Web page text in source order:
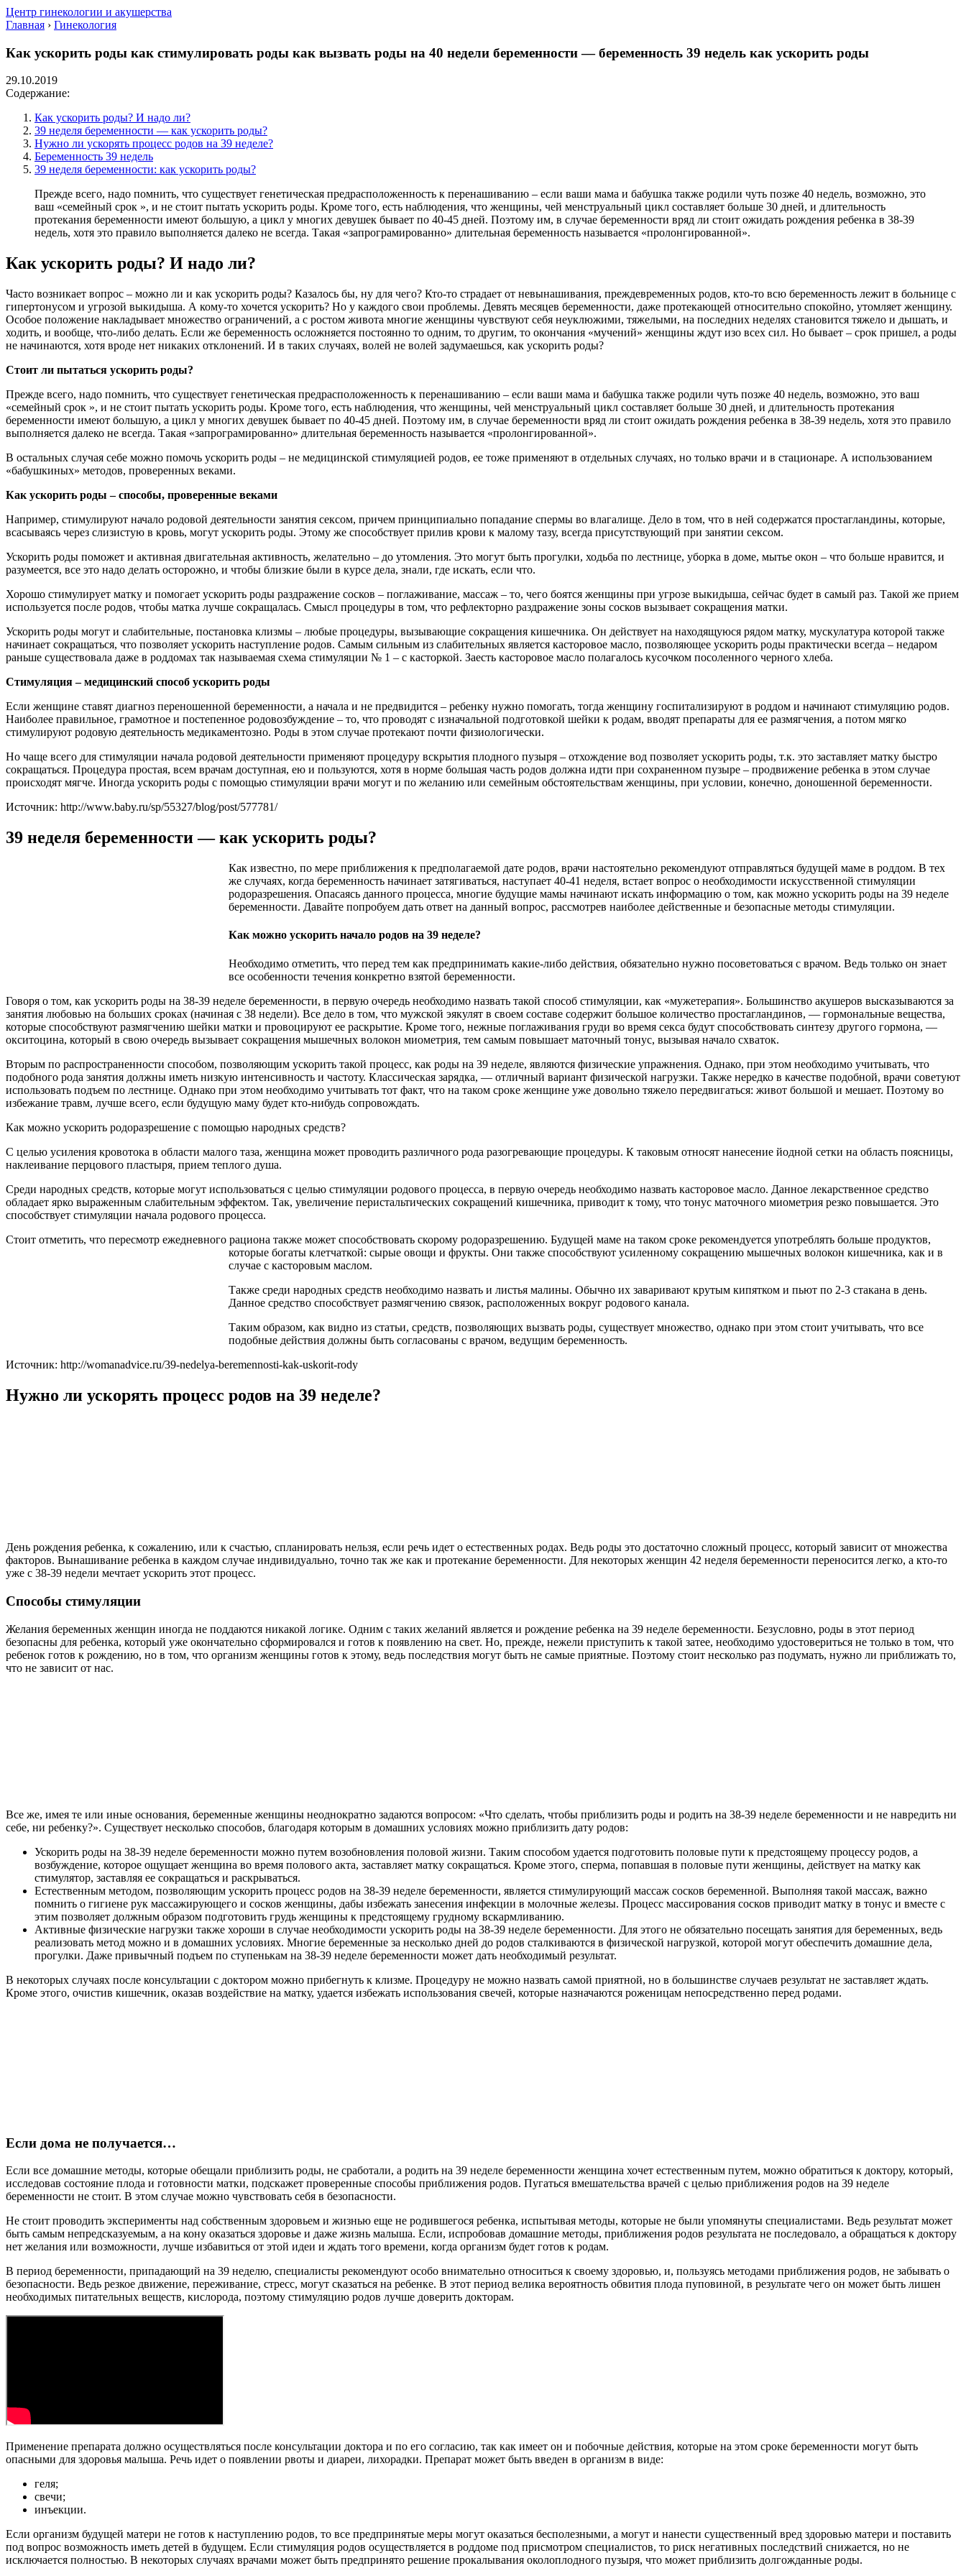
Центр гинекологии и акушерства
Главная › Гинекология
Как ускорить роды как стимулировать роды как вызвать роды на 40 недели беременности — беременность 39 недель как ускорить роды
29.10.2019
Содержание:
Как ускорить роды? И надо ли?
39 неделя беременности — как ускорить роды?
Нужно ли ускорять процесс родов на 39 неделе?
Беременность 39 недель
39 неделя беременности: как ускорить роды?
Прежде всего, надо помнить, что существует генетическая предрасположенность к перенашиванию – если ваши мама и бабушка также родили чуть позже 40 недель, возможно, это
ваш «семейный срок », и не стоит пытать ускорить роды. Кроме того, есть наблюдения, что женщины, чей менструальный цикл составляет больше 30 дней, и длительность
протекания беременности имеют большую, а цикл у многих девушек бывает по 40-45 дней. Поэтому им, в случае беременности вряд ли стоит ожидать рождения ребенка в 38-39
недель, хотя это правило выполняется далеко не всегда. Такая «запрограмированно» длительная беременность называется «пролонгированной».
Как ускорить роды? И надо ли?
Часто возникает вопрос – можно ли и как ускорить роды? Казалось бы, ну для чего? Кто-то страдает от невынашивания, преждевременных родов, кто-то всю беременность лежит в больнице с
гипертонусом и угрозой выкидыша. А кому-то хочется ускорить? Но у каждого свои проблемы. Девять месяцев беременности, даже протекающей относительно спокойно, утомляет женщину.
Особое положение накладывает множество ограничений, а с ростом живота многие женщины чувствуют себя неуклюжими, тяжелыми, на последних неделях становится тяжело и дышать, и
ходить, и вообще, что-либо делать. Если же беременность осложняется постоянно то одним, то другим, то окончания «мучений» женщины ждут изо всех сил. Но бывает – срок пришел, а роды
не начинаются, хотя вроде нет никаких отклонений. И в таких случаях, волей не волей задумаешься, как ускорить роды?
Стоит ли пытаться ускорить роды?
Прежде всего, надо помнить, что существует генетическая предрасположенность к перенашиванию – если ваши мама и бабушка также родили чуть позже 40 недель, возможно, это ваш
«семейный срок », и не стоит пытать ускорить роды. Кроме того, есть наблюдения, что женщины, чей менструальный цикл составляет больше 30 дней, и длительность протекания
беременности имеют большую, а цикл у многих девушек бывает по 40-45 дней. Поэтому им, в случае беременности вряд ли стоит ожидать рождения ребенка в 38-39 недель, хотя это правило
выполняется далеко не всегда. Такая «запрограмированно» длительная беременность называется «пролонгированной».
В остальных случая себе можно помочь ускорить роды – не медицинской стимуляцией родов, ее тоже применяют в отдельных случаях, но только врачи и в стационаре. А использованием
«бабушкиных» методов, проверенных веками.
Как ускорить роды – способы, проверенные веками
Например, стимулируют начало родовой деятельности занятия сексом, причем принципиально попадание спермы во влагалище. Дело в том, что в ней содержатся простагландины, которые,
всасываясь через слизистую в кровь, могут ускорить роды. Этому же способствует прилив крови к малому тазу, всегда присутствующий при занятии сексом.
Ускорить роды поможет и активная двигательная активность, желательно – до утомления. Это могут быть прогулки, ходьба по лестнице, уборка в доме, мытье окон – что больше нравится, и
разумеется, все это надо делать осторожно, и чтобы близкие были в курсе дела, знали, где искать, если что.
Хорошо стимулирует матку и помогает ускорить роды раздражение сосков – поглаживание, массаж – то, чего боятся женщины при угрозе выкидыша, сейчас будет в самый раз. Такой же прием
используется после родов, чтобы матка лучше сокращалась. Смысл процедуры в том, что рефлекторно раздражение зоны сосков вызывает сокращения матки.
Ускорить роды могут и слабительные, постановка клизмы – любые процедуры, вызывающие сокращения кишечника. Он действует на находящуюся рядом матку, мускулатура которой также
начинает сокращаться, что позволяет ускорить наступление родов. Самым сильным из слабительных является касторовое масло, позволяющее ускорить роды практически всегда – недаром
раньше существовала даже в роддомах так называемая схема стимуляции № 1 – с касторкой. Заесть касторовое масло полагалось кусочком посоленного черного хлеба.
Стимуляция – медицинский способ ускорить роды
Если женщине ставят диагноз переношенной беременности, а начала и не предвидится – ребенку нужно помогать, тогда женщину госпитализируют в роддом и начинают стимуляцию родов.
Наиболее правильное, грамотное и постепенное родовозбуждение – то, что проводят с изначальной подготовкой шейки к родам, вводят препараты для ее размягчения, а потом мягко
стимулируют родовую деятельность медикаментозно. Роды в этом случае протекают почти физиологически.
Но чаще всего для стимуляции начала родовой деятельности применяют процедуру вскрытия плодного пузыря – отхождение вод позволяет ускорить роды, т.к. это заставляет матку быстро
сокращаться. Процедура простая, всем врачам доступная, ею и пользуются, хотя в норме большая часть родов должна идти при сохраненном пузыре – продвижение ребенка в этом случае
происходят мягче. Иногда ускорить роды с помощью стимуляции врачи могут и по желанию или семейным обстоятельствам женщины, при условии, конечно, доношенной беременности.
Источник: http://www.baby.ru/sp/55327/blog/post/577781/
39 неделя беременности — как ускорить роды?
Как известно, по мере приближения к предполагаемой дате родов, врачи настоятельно рекомендуют отправляться будущей маме в роддом. В тех
же случаях, когда беременность начинает затягиваться, наступает 40-41 неделя, встает вопрос о необходимости искусственной стимуляции
родоразрешения. Опасаясь данного процесса, многие будущие мамы начинают искать информацию о том, как можно ускорить роды на 39 неделе
беременности. Давайте попробуем дать ответ на данный вопрос, рассмотрев наиболее действенные и безопасные методы стимуляции.
Как можно ускорить начало родов на 39 неделе?
Необходимо отметить, что перед тем как предпринимать какие-либо действия, обязательно нужно посоветоваться с врачом. Ведь только он знает
все особенности течения конкретно взятой беременности.
Говоря о том, как ускорить роды на 38-39 неделе беременности, в первую очередь необходимо назвать такой способ стимуляции, как «мужетерапия». Большинство акушеров высказываются за
занятия любовью на больших сроках (начиная с 38 недели). Все дело в том, что мужской эякулят в своем составе содержит большое количество простагландинов, — гормональные вещества,
которые способствуют размягчению шейки матки и провоцируют ее раскрытие. Кроме того, нежные поглаживания груди во время секса будут способствовать синтезу другого гормона, —
окситоцина, который в свою очередь вызывает сокращения мышечных волокон миометрия, тем самым повышает маточный тонус, вызывая начало схваток.
Вторым по распространенности способом, позволяющим ускорить такой процесс, как роды на 39 неделе, являются физические упражнения. Однако, при этом необходимо учитывать, что
подобного рода занятия должны иметь низкую интенсивность и частоту. Классическая зарядка, — отличный вариант физической нагрузки. Также нередко в качестве подобной, врачи советуют
использовать подъем по лестнице. Однако при этом необходимо учитывать тот факт, что на таком сроке женщине уже довольно тяжело передвигаться: живот большой и мешает. Поэтому во
избежание травм, лучше всего, если будущую маму будет кто-нибудь сопровождать.
Как можно ускорить родоразрешение с помощью народных средств?
С целью усиления кровотока в области малого таза, женщина может проводить различного рода разогревающие процедуры. К таковым относят нанесение йодной сетки на область поясницы,
наклеивание перцового пластыря, прием теплого душа.
Среди народных средств, которые могут использоваться с целью стимуляции родового процесса, в первую очередь необходимо назвать касторовое масло. Данное лекарственное средство
обладает ярко выраженным слабительным эффектом. Так, увеличение перистальтических сокращений кишечника, приводит к тому, что тонус маточного миометрия резко повышается. Это
способствует стимуляции начала родового процесса.
Стоит отметить, что пересмотр ежедневного рациона также может способствовать скорому родоразрешению. Будущей маме на таком сроке рекомендуется употреблять больше продуктов,
которые богаты клетчаткой: сырые овощи и фрукты. Они также способствуют усиленному сокращению мышечных волокон кишечника, как и в
случае с касторовым маслом.
Также среди народных средств необходимо назвать и листья малины. Обычно их заваривают крутым кипятком и пьют по 2-3 стакана в день.
Данное средство способствует размягчению связок, расположенных вокруг родового канала.
Таким образом, как видно из статьи, средств, позволяющих вызвать роды, существует множество, однако при этом стоит учитывать, что все
подобные действия должны быть согласованы с врачом, ведущим беременность.
Источник: http://womanadvice.ru/39-nedelya-beremennosti-kak-uskorit-rody
Нужно ли ускорять процесс родов на 39 неделе?
День рождения ребенка, к сожалению, или к счастью, спланировать нельзя, если речь идет о естественных родах. Ведь роды это достаточно сложный процесс, который зависит от множества
факторов. Вынашивание ребенка в каждом случае индивидуально, точно так же как и протекание беременности. Для некоторых женщин 42 неделя беременности переносится легко, а кто-то
уже с 38-39 недели мечтает ускорить этот процесс.
Способы стимуляции
Желания беременных женщин иногда не поддаются никакой логике. Одним с таких желаний является и рождение ребенка на 39 неделе беременности. Безусловно, роды в этот период
безопасны для ребенка, который уже окончательно сформировался и готов к появлению на свет. Но, прежде, нежели приступить к такой затее, необходимо удостовериться не только в том, что
ребенок готов к рождению, но в том, что организм женщины готов к этому, ведь последствия могут быть не самые приятные. Поэтому стоит несколько раз подумать, нужно ли приближать то,
что не зависит от нас.
Все же, имея те или иные основания, беременные женщины неоднократно задаются вопросом: «Что сделать, чтобы приблизить роды и родить на 38-39 неделе беременности и не навредить ни
себе, ни ребенку?». Существует несколько способов, благодаря которым в домашних условиях можно приблизить дату родов:
Ускорить роды на 38-39 неделе беременности можно путем возобновления половой жизни. Таким способом удается подготовить половые пути к предстоящему процессу родов, а
возбуждение, которое ощущает женщина во время полового акта, заставляет матку сокращаться. Кроме этого, сперма, попавшая в половые пути женщины, действует на матку как
стимулятор, заставляя ее сокращаться и раскрываться.
Естественным методом, позволяющим ускорить процесс родов на 38-39 неделе беременности, является стимулирующий массаж сосков беременной. Выполняя такой массаж, важно
помнить о гигиене рук массажирующего и сосков женщины, дабы избежать занесения инфекции в молочные железы. Процесс массирования сосков приводит матку в тонус и вместе с
этим позволяет должным образом подготовить грудь женщины к предстоящему грудному вскармливанию.
Активные физические нагрузки также хороши в случае необходимости ускорить роды на 38-39 неделе беременности. Для этого не обязательно посещать занятия для беременных, ведь
реализовать метод можно и в домашних условиях. Многие беременные за несколько дней до родов сталкиваются в физической нагрузкой, которой могут обеспечить домашние дела,
прогулки. Даже привычный подъем по ступенькам на 38-39 неделе беременности может дать необходимый результат.
В некоторых случаях после консультации с доктором можно прибегнуть к клизме. Процедуру не можно назвать самой приятной, но в большинстве случаев результат не заставляет ждать.
Кроме этого, очистив кишечник, оказав воздействие на матку, удается избежать использования свечей, которые назначаются роженицам непосредственно перед родами.
Если дома не получается…
Если все домашние методы, которые обещали приблизить роды, не сработали, а родить на 39 неделе беременности женщина хочет естественным путем, можно обратиться к доктору, который,
исследовав состояние плода и готовности матки, подскажет проверенные способы приближения родов. Пугаться вмешательства врачей с целью приближения родов на 39 неделе
беременности не стоит. В этом случае можно чувствовать себя в безопасности.
Не стоит проводить эксперименты над собственным здоровьем и жизнью еще не родившегося ребенка, испытывая методы, которые не были упомянуты специалистами. Ведь результат может
быть самым непредсказуемым, а на кону оказаться здоровье и даже жизнь малыша. Если, испробовав домашние методы, приближения родов результата не последовало, а обращаться к доктору
нет желания или возможности, лучше избавиться от этой идеи и ждать того времени, когда организм будет готов к родам.
В период беременности, припадающий на 39 неделю, специалисты рекомендуют особо внимательно относиться к своему здоровью, и, пользуясь методами приближения родов, не забывать о
безопасности. Ведь резкое движение, переживание, стресс, могут сказаться на ребенке. В этот период велика вероятность обвития плода пуповиной, в результате чего он может быть лишен
необходимых питательных веществ, кислорода, поэтому стимуляцию родов лучше доверить докторам.
Применение препарата должно осуществляться после консультации доктора и по его согласию, так как имеет он и побочные действия, которые на этом сроке беременности могут быть
опасными для здоровья малыша. Речь идет о появлении рвоты и диареи, лихорадки. Препарат может быть введен в организм в виде:
геля;
свечи;
инъекции.
Если организм будущей матери не готов к наступлению родов, то все предпринятые меры могут оказаться бесполезными, а могут и нанести существенный вред здоровью матери и поставить
под вопрос возможность иметь детей в будущем. Если стимуляция родов осуществляется в роддоме под присмотром специалистов, то риск негативных последствий снижается, но не
исключается полностью. В некоторых случаях врачами может быть предпринято решение прокалывания околоплодного пузыря, что может приблизить долгожданные роды.